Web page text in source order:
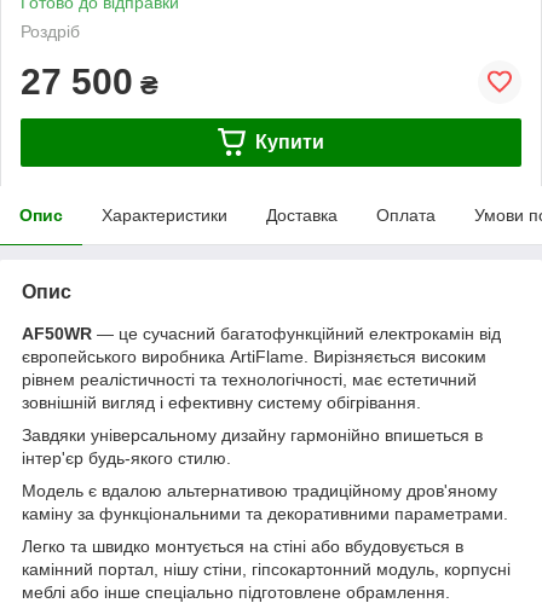
Роздріб
27 500 ₴
Купити
Опис Характеристики Доставка Оплата Умови
Опис
AF50WR — це сучасний багатофункційний електрокамін від
європейського виробника ArtiFlame. Вирізняється високим
рівнем реалістичності та технологічності, має естетичний
зовнішній вигляд і ефективну систему обігрівання.
Завдяки універсальному дизайну гармонійно впишеться в
інтер'єр будь-якого стилю.
Модель є вдалою альтернативою традиційному дров'яному
каміну за функціональними та декоративними параметрами.
Легко та швидко монтується на стіні або вбудовується в
камінний портал, нішу стіни, гіпсокартонний модуль, корпусні
меблі або інше спеціально підготовлене обрамлення.